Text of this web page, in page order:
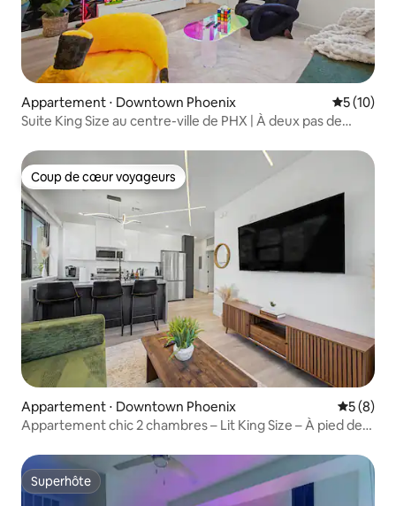
Appartement ⋅ Downtown Phoenix
5 (10)
Suite King Size au centre-ville de PHX | À deux pas de
Coup de cœur voyageurs
Coup de cœur voyageurs
Appartement ⋅ Downtown Phoenix
5 (8)
Appartement chic 2 chambres – Lit King Size – À pied de
Superhôte
Superhôte